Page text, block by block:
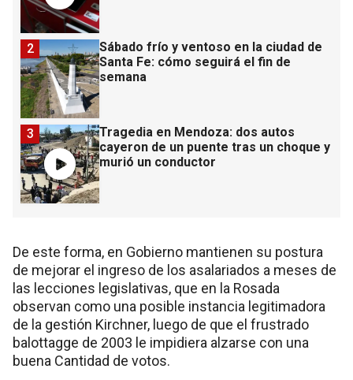
Sábado frío y ventoso en la ciudad de
Santa Fe: cómo seguirá el fin de
semana
2
Tragedia en Mendoza: dos autos
cayeron de un puente tras un choque y
murió un conductor
3
De este forma, en Gobierno mantienen su postura
de mejorar el ingreso de los asalariados a meses de
las lecciones legislativas, que en la Rosada
observan como una posible instancia legitimadora
de la gestión Kirchner, luego de que el frustrado
balottagge de 2003 le impidiera alzarse con una
buena Cantidad de votos.